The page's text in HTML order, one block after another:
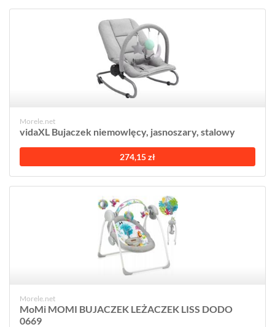
Morele.net
vidaXL Bujaczek niemowlęcy, jasnoszary, stalowy
274,15 zł
Morele.net
MoMi MOMI BUJACZEK LEŻACZEK LISS DODO
0669